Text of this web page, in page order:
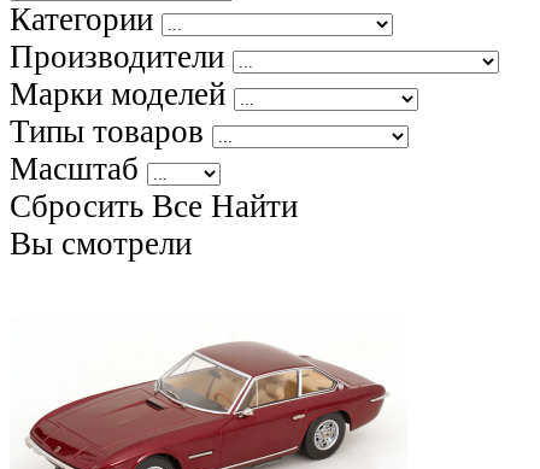
Категории
Производители
Марки моделей
Типы товаров
Масштаб
Сбросить Все Найти
Вы смотрели